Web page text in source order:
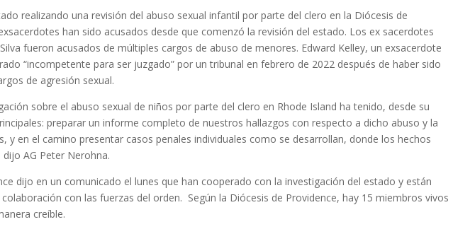
realizando una revisión del abuso sexual infantil por parte del clero en la Diócesis de
han sido acusados ​​desde que comenzó la revisión del estado. Los ex sacerdotes
fueron acusados ​​de múltiples cargos de abuso de menores. Edward Kelley, un exsacerdote
“incompetente para ser juzgado” por un tribunal en febrero de 2022 después de haber sido
de agresión sexual.
sobre el abuso sexual de niños por parte del clero en Rhode Island ha tenido, desde su
preparar un informe completo de nuestros hallazgos con respecto a dicho abuso y la
y en el camino presentar casos penales individuales como se desarrollan, donde los hechos
AG Peter Nerohna.
dijo en un comunicado el lunes que han cooperado con la investigación del estado y están
con las fuerzas del orden. Según la Diócesis de Providence, hay 15 miembros vivos
creíble.